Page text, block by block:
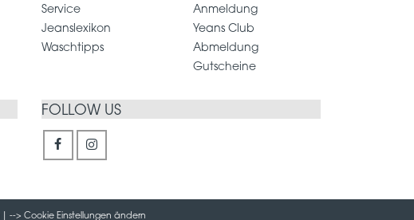
Service
Jeanslexikon
Waschtipps
Anmeldung
Yeans Club
Abmeldung
Gutscheine
FOLLOW US
| --> Cookie Einstellungen ändern